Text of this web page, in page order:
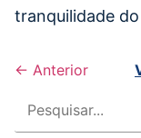
tranquilidade
← Anterior